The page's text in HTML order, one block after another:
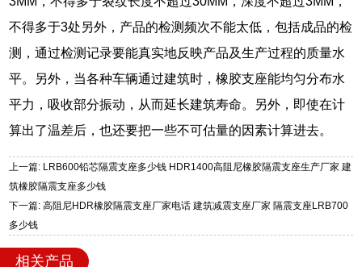
不得多于3处另外，产品的检测频次不能太低，包括成品的检
测，通过检测记录要能真实地反映产品及生产过程的质量水
平。另外，当各种车辆通过建筑时，橡胶支座能均匀分布水
平力，吸收部分振动，从而延长建筑寿命。另外，即使在计
算出了温差后，也还要把一些不可估量的因素计算进去。
上一篇: LRB600铅芯隔震支座多少钱 HDR1400高阻尼橡胶隔震支座生产厂家 建
筑橡胶隔震支座多少钱
下一篇: 高阻尼HDR橡胶隔震支座厂家电话 建筑减震支座厂家 隔震支座LRB700
多少钱
相关产品